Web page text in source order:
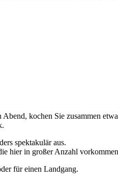
Abend, kochen Sie zusammen
spektakulär aus.
hier in großer Anzahl
für einen Landgang.